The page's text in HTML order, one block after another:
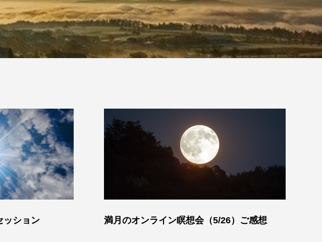
ッション
満月のオンライン瞑想会（5/26）ご感想